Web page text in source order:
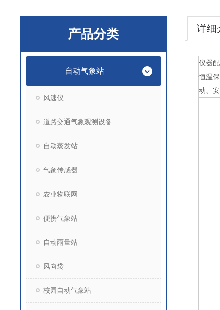
产品分类
自动气象站
风速仪
道路交通气象观测设备
自动蒸发站
气象传感器
农业物联网
便携气象站
自动雨量站
风向袋
校园自动气象站
详细
仪器
恒温
动、